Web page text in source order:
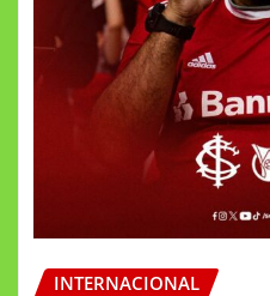
INTERNACIONAL